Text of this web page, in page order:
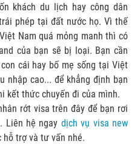
khách du lịch hay công dân
phép tại đất nước họ. Vì thế
Nam quá mỏng manh thì có
của bạn sẽ bị loại. Bạn cần
cái hay bố mẹ sống tại Việt
nhập cao... để khẳng định bạn
kết thức chuyến đi của mình.
rớt visa trên đây để bạn rơi
Liên hệ ngay dịch vụ visa new
hỗ trợ và tư vấn nhé.